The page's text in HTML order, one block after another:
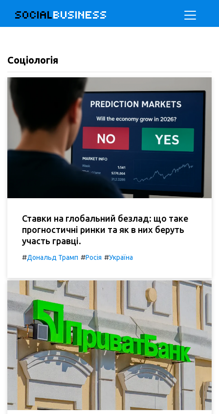
SOCIALBUSINESS
Соціологія
Ставки на глобальний безлад: що таке
прогностичні ринки та як в них беруть
участь гравці.
#Дональд Трамп #Росія #Україна